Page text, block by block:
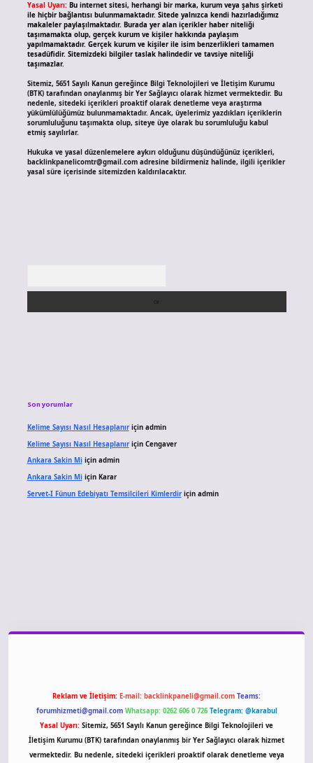
Yasal Uyarı: Bu internet sitesi, herhangi bir marka, kurum veya şahıs şirketi
ile hiçbir bağlantısı bulunmamaktadır. Sitede yalnızca kendi hazırladığımız
makaleler paylaşılmaktadır. Burada yer alan içerikler haber niteliği
taşımamakta olup, gerçek kurum ve kişiler hakkında paylaşım
yapılmamaktadır. Gerçek kurum ve kişiler ile isim benzerlikleri tamamen
tesadüfidir. Sitemizdeki bilgiler taslak halindedir ve tavsiye niteliği
taşımazlar.
Sitemiz, 5651 Sayılı Kanun gereğince Bilgi Teknolojileri ve İletişim Kurumu
(BTK) tarafından onaylanmış bir Yer Sağlayıcı olarak hizmet vermektedir. Bu
nedenle, sitedeki içerikleri proaktif olarak denetleme veya araştırma
yükümlülüğümüz bulunmamaktadır. Ancak, üyelerimiz yazdıkları içeriklerin
sorumluluğunu taşımakta olup, siteye üye olarak bu sorumluluğu kabul
etmiş sayılırlar.
Hukuka ve yasal düzenlemelere aykırı olduğunu düşündüğünüz içerikleri,
backlinkpanelicomtr@gmail.comadresine bildirmeniz halinde, ilgili içerikler
yasal süre içerisinde sitemizden kaldırılacaktır.
Son yorumlar
Kelime Sayısı Nasıl Hesaplanıriçin admin
Kelime Sayısı Nasıl Hesaplanıriçin Cengaver
Ankara Sakin Miiçin admin
Ankara Sakin Miiçin Karar
Servet-I Fünun Edebiyatı Temsilcileri Kimlerdiriçin admin
Reklam ve İletişim: E-mail: backlinkpaneli@gmail.com Teams:
forumhizmeti@gmail.com Whatsapp: 0262 606 0 726 Telegram: @karabul
Yasal Uyarı: Sitemiz, 5651 Sayılı Kanun gereğince Bilgi Teknolojileri ve
İletişim Kurumu (BTK) tarafından onaylanmış bir Yer Sağlayıcı olarak hizmet
vermektedir. Bu nedenle, sitedeki içerikleri proaktif olarak denetleme veya